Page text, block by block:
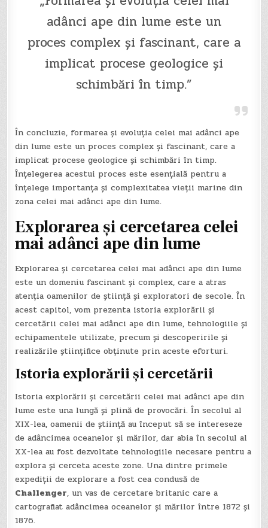
adânci ape din lume este un
proces complex și fascinant, care a
implicat procese geologice și
schimbări în timp.”
În concluzie, formarea și evoluția celei mai adânci ape
din lume este un proces complex și fascinant, care a
implicat procese geologice și schimbări în timp.
Înțelegerea acestui proces este esențială pentru a
înțelege importanța și complexitatea vieții marine din
zona celei mai adânci ape din lume.
Explorarea și cercetarea celei
mai adânci ape din lume
Explorarea și cercetarea celei mai adânci ape din lume
este un domeniu fascinant și complex, care a atras
atenția oamenilor de știință și exploratori de secole. În
acest capitol, vom prezenta istoria explorării și
cercetării celei mai adânci ape din lume, tehnologiile și
echipamentele utilizate, precum și descoperirile și
realizările științifice obținute prin aceste eforturi.
Istoria explorării și cercetării
Istoria explorării și cercetării celei mai adânci ape din
lume este una lungă și plină de provocări. În secolul al
XIX-lea, oamenii de știință au început să se intereseze
de adâncimea oceanelor și mărilor, dar abia în secolul al
XX-lea au fost dezvoltate tehnologiile necesare pentru a
explora și cerceta aceste zone. Una dintre primele
expediții de explorare a fost cea condusă de
Challenger, un vas de cercetare britanic care a
cartografiat adâncimea oceanelor și mărilor între 1872 și
1876.